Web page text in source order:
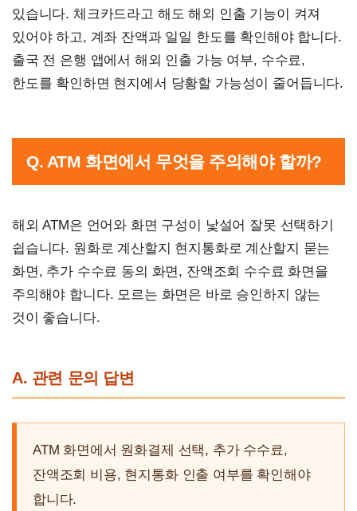
있습니다. 체크카드라고 해도 해외 인출 기능이 켜져
있어야 하고, 계좌 잔액과 일일 한도를 확인해야 합니다.
출국 전 은행 앱에서 해외 인출 가능 여부, 수수료,
한도를 확인하면 현지에서 당황할 가능성이 줄어듭니다.
Q. ATM 화면에서 무엇을 주의해야 할까?
해외 ATM은 언어와 화면 구성이 낯설어 잘못 선택하기
쉽습니다. 원화로 계산할지 현지통화로 계산할지 묻는
화면, 추가 수수료 동의 화면, 잔액조회 수수료 화면을
주의해야 합니다. 모르는 화면은 바로 승인하지 않는
것이 좋습니다.
A. 관련 문의 답변
ATM 화면에서 원화결제 선택, 추가 수수료,
잔액조회 비용, 현지통화 인출 여부를 확인해야
합니다.